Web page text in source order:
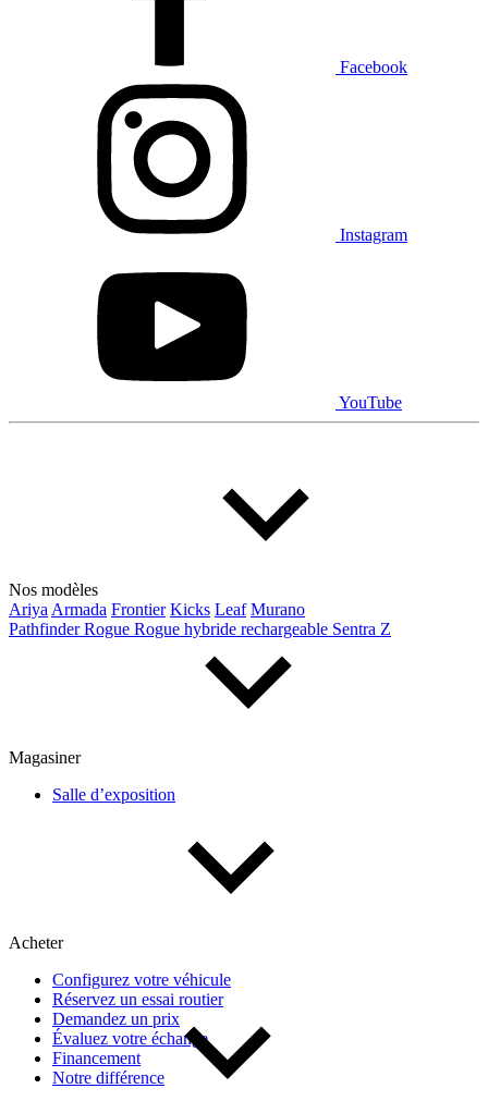
Facebook
Instagram
YouTube
Nos modèles
Ariya Armada Frontier Kicks Leaf Murano
PathfinderRogue Rogue hybride rechargeable Sentra Z
Magasiner
Salle d’exposition
Acheter
Configurez votre véhicule
Réservez un essai routier
Demandez un prix
Évaluez votre échange
Financement
Notre différence